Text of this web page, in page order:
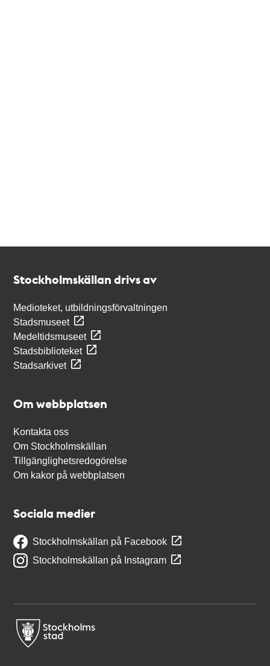
Stockholmskällan drivs av
Medioteket, utbildningsförvaltningen
Stadsmuseet
Medeltidsmuseet
Stadsbiblioteket
Stadsarkivet
Om webbplatsen
Kontakta oss
Om Stockholmskällan
Tillgänglighetsredogörelse
Om kakor på webbplatsen
Sociala medier
Stockholmskällan på Facebook
Stockholmskällan på Instagram